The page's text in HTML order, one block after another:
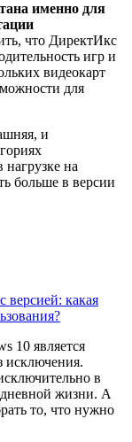
именно для
что ДиректИкс
игр и
видеокарт
для
и
нагрузке на
больше в версии
версией: какая
10 является
исключения.
в
жизни. А
то, что нужно